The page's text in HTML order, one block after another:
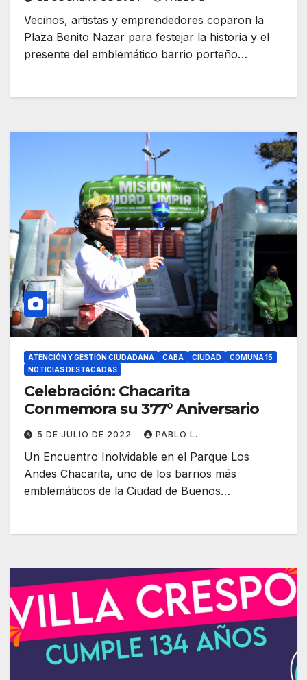
Vecinos, artistas y emprendedores coparon la
Plaza Benito Nazar para festejar la historia y el
presente del emblemático barrio porteño…
ATENCIÓN Y GESTIÓN CIUDADANA CABA CIUDAD
COMUNA 15
NOTICIAS DESTACADAS
Celebración: Chacarita
Conmemora su 377° Aniversario
5 DE JULIO DE 2022 PABLO L.
Un Encuentro Inolvidable en el Parque Los
Andes Chacarita, uno de los barrios más
emblemáticos de la Ciudad de Buenos…